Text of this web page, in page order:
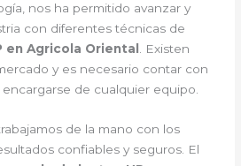
nos ha permitido avanzar y
con diferentes técnicas de
Agricola Oriental . Existen
y es necesario contar con
de cualquier equipo.
de la mano con los
confiables y seguros. El